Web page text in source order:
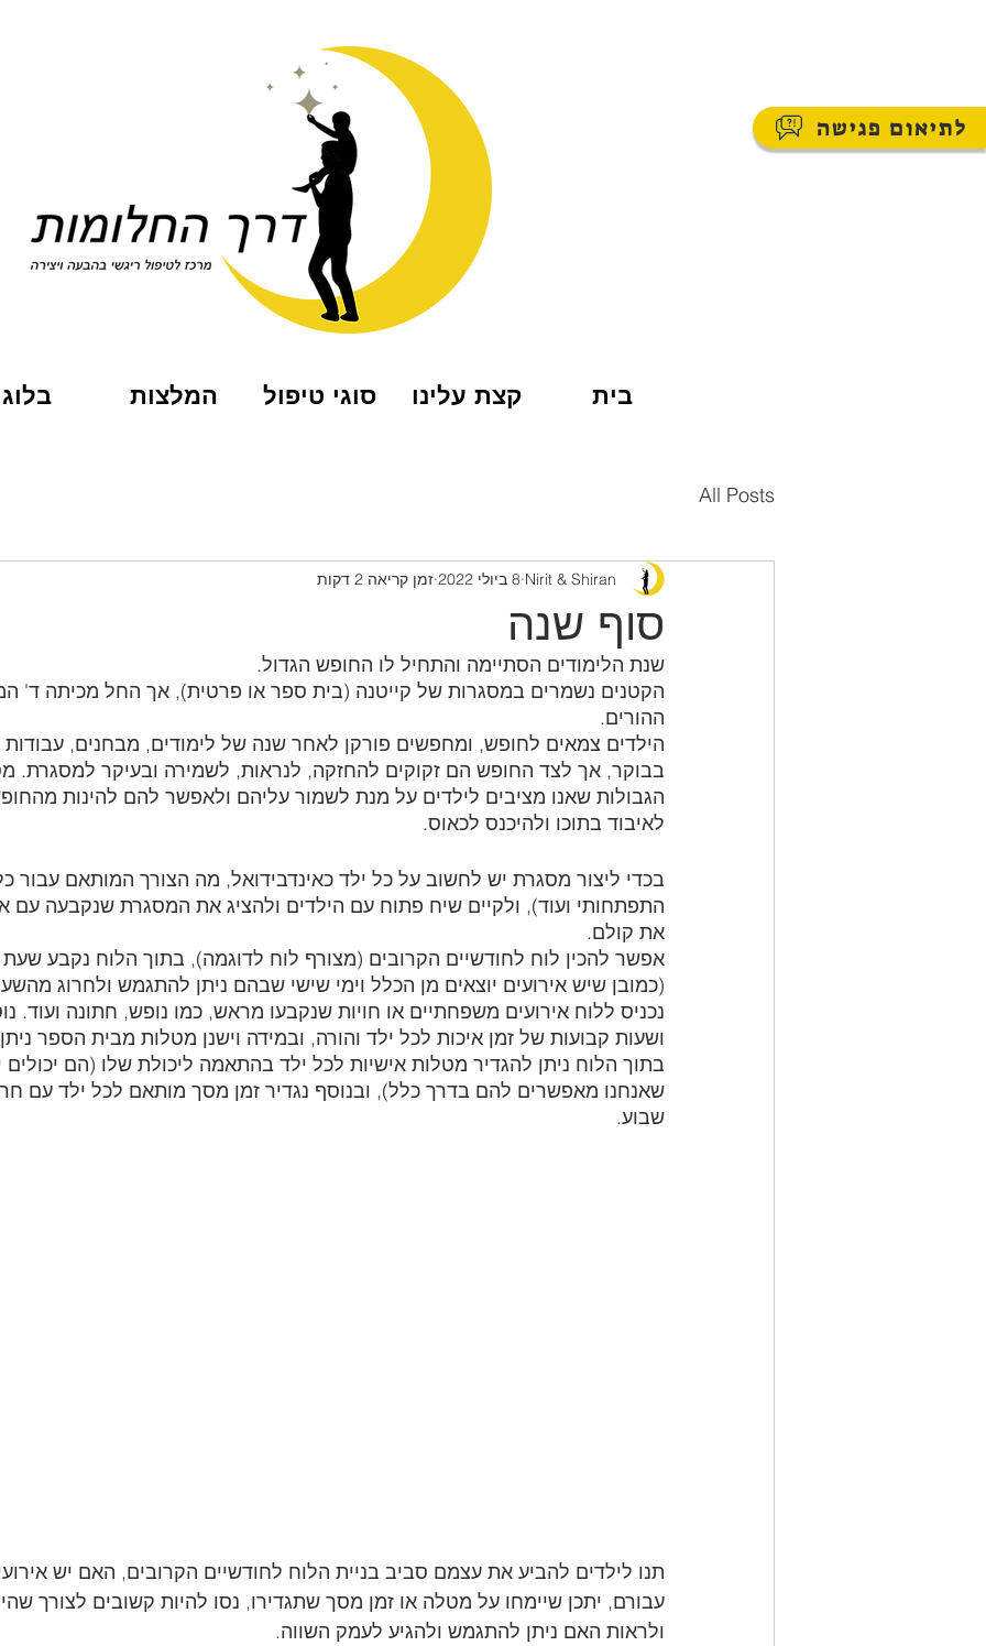
לתיאום פגישה
בלוג המלצות סוגי טיפול קצת עלינו בית
All Posts
סוף שנה
Nirit & Shiran 8 ביולי 2022 זמן קריאה 2 דקות
שנת הלימודים הסתיימה והתחיל לו החופש הגדול.
הקטנים נשמרים במסגרות של קייטנה (בית ספר או פרטית), אך החל מכיתה ד'
ההורים.
הילדים צמאים לחופש, ומחפשים פורקן לאחר שנה של לימודים, מבחנים,
בבוקר, אך לצד החופש הם זקוקים להחזקה, לנראות, לשמירה ובעיקר למסגרת.
הגבולות שאנו מציבים לילדים על מנת לשמור עליהם ולאפשר להם להינות
לאיבוד בתוכו ולהיכנס לכאוס.
בכדי ליצור מסגרת יש לחשוב על כל ילד כאינדבידואל, מה הצורך המותאם עבור
התפתחותי ועוד), ולקיים שיח פתוח עם הילדים ולהציג את המסגרת שנקבעה
את קולם.
אפשר להכין לוח לחודשיים הקרובים (מצורף לוח לדוגמה), בתוך הלוח נקבע
(כמובן שיש אירועים יוצאים מן הכלל וימי שישי שבהם ניתן להתגמש ולחרוג
נכניס ללוח אירועים משפחתיים או חויות שנקבעו מראש, כמו נופש, חתונה ועוד.
ושעות קבועות של זמן איכות לכל ילד והורה, ובמידה וישנן מטלות מבית הספר
בתוך הלוח ניתן להגדיר מטלות אישיות לכל ילד בהתאמה ליכולת שלו (הם יכולים
שאנחנו מאפשרים להם בדרך כלל), ובנוסף נגדיר זמן מסך מותאם לכל ילד עם
שבוע.
תנו לילדים להביע את עצמם סביב בניית הלוח לחודשיים הקרובים, האם יש
עבורם, יתכן שיימחו על מטלה או זמן מסך שתגדירו, נסו להיות קשובים לצורך
ולראות האם ניתן להתגמש ולהגיע לעמק השווה.